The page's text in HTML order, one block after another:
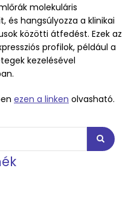
molekuláris
és hangsúlyozza a klinikai
közötti átfedést. Ezek az
profilok, például a
kezelésével
ezen a linken olvasható.